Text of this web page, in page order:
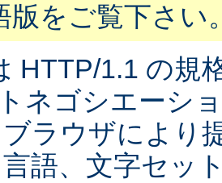
版をご覧下さい
HTTP/1.1 の規
ネゴシエーシ
ラウザにより
語、文字セッ